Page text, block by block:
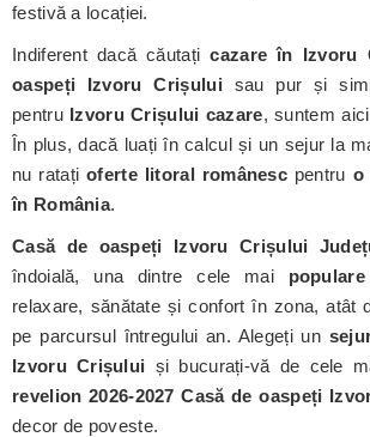
festivă a locației.
Indiferent dacă căutațicazare în Izvoru
oaspeți Izvoru Crișului sau pur și
pentru Izvoru Crișului cazare, suntem
În plus, dacă luați în calcul și un sejur la
nu ratațioferte litoral românesc pentru o
în România.
Casă de oaspeți Izvoru Crișului
îndoială, una dintre cele mai
relaxare, sănătate și confort în zona, atât
pe parcursul întregului an. Alegeți un
Izvoru Crișului și bucurați-vă de cele
revelion 2026-2027 Casă de oaspeți
decor de poveste.